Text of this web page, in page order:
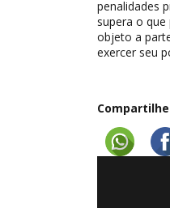
penalidades
supera o
objeto a
exercer seu